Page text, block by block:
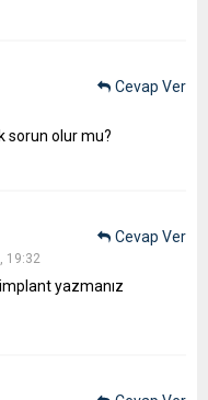
sorun olur mu?
Cevap Ver
19:32
yazmanız
Cevap Ver